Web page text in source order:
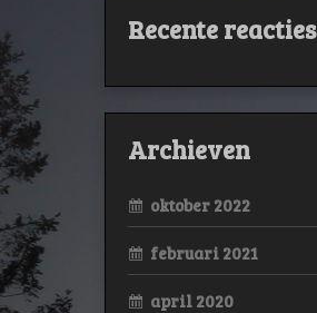
Recente reacties
Archieven
oktober 2022
februari 2021
april 2020